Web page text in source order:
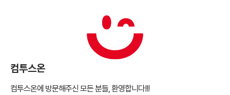
컴투스온
컴투스온에 방문해주신 모든 분들, 환영합니다!!!